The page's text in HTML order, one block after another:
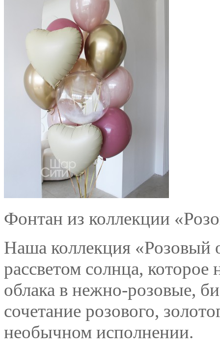
Фонтан из коллекции
Наша коллекция «Розовый
рассветом солнца,
облака в нежно-розовые,
сочетание розового,
необычном исполнении.